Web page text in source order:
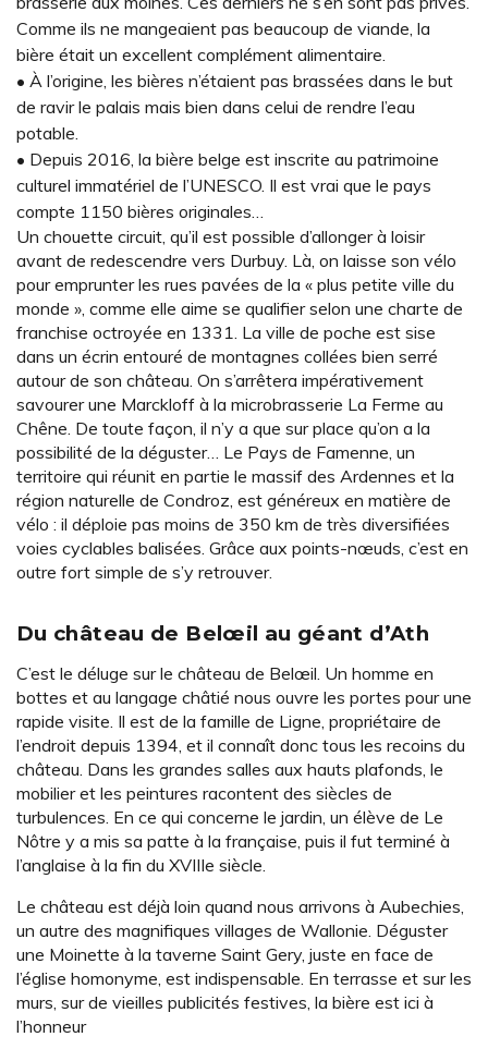
Comme ils ne mangeaient pas beaucoup de viande, la
bière était un excellent complément alimentaire.
• À l’origine, les bières n’étaient pas brassées dans le but
de ravir le palais mais bien dans celui de rendre l’eau
potable.
• Depuis 2016, la bière belge est inscrite au patrimoine
culturel immatériel de l’UNESCO. Il est vrai que le pays
compte 1150 bières originales…
Un chouette circuit, qu’il est possible d’allonger à loisir
avant de redescendre vers Durbuy. Là, on laisse son vélo
pour emprunter les rues pavées de la « plus petite ville du
monde », comme elle aime se qualifier selon une charte de
franchise octroyée en 1331. La ville de poche est sise
dans un écrin entouré de montagnes collées bien serré
autour de son château. On s’arrêtera impérativement
savourer une Marckloff à la microbrasserie La Ferme au
Chêne. De toute façon, il n’y a que sur place qu’on a la
possibilité de la déguster… Le Pays de Famenne, un
territoire qui réunit en partie le massif des Ardennes et la
région naturelle de Condroz, est généreux en matière de
vélo : il déploie pas moins de 350 km de très diversifiées
voies cyclables balisées. Grâce aux points-nœuds, c’est en
outre fort simple de s’y retrouver.
Du château de Belœil au géant d’Ath
C’est le déluge sur le château de Belœil. Un homme en
bottes et au langage châtié nous ouvre les portes pour une
rapide visite. Il est de la famille de Ligne, propriétaire de
l’endroit depuis 1394, et il connaît donc tous les recoins du
château. Dans les grandes salles aux hauts plafonds, le
mobilier et les peintures racontent des siècles de
turbulences. En ce qui concerne le jardin, un élève de Le
Nôtre y a mis sa patte à la française, puis il fut terminé à
l’anglaise à la fin du XVIIIe siècle.
Le château est déjà loin quand nous arrivons à Aubechies,
un autre des magnifiques villages de Wallonie. Déguster
une Moinette à la taverne Saint Gery, juste en face de
l’église homonyme, est indispensable. En terrasse et sur les
murs, sur de vieilles publicités festives, la bière est ici à
l’honneur